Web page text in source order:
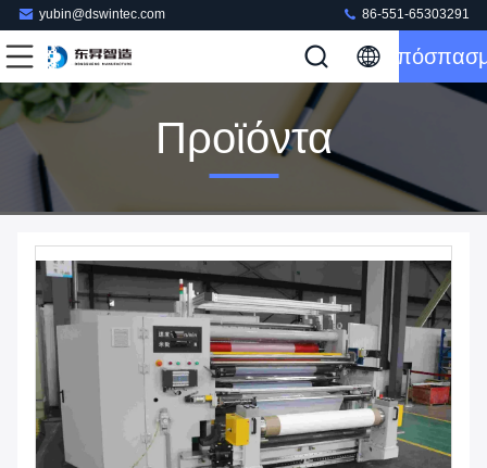
yubin@dswintec.com 86-551-65303291
Προϊόντα